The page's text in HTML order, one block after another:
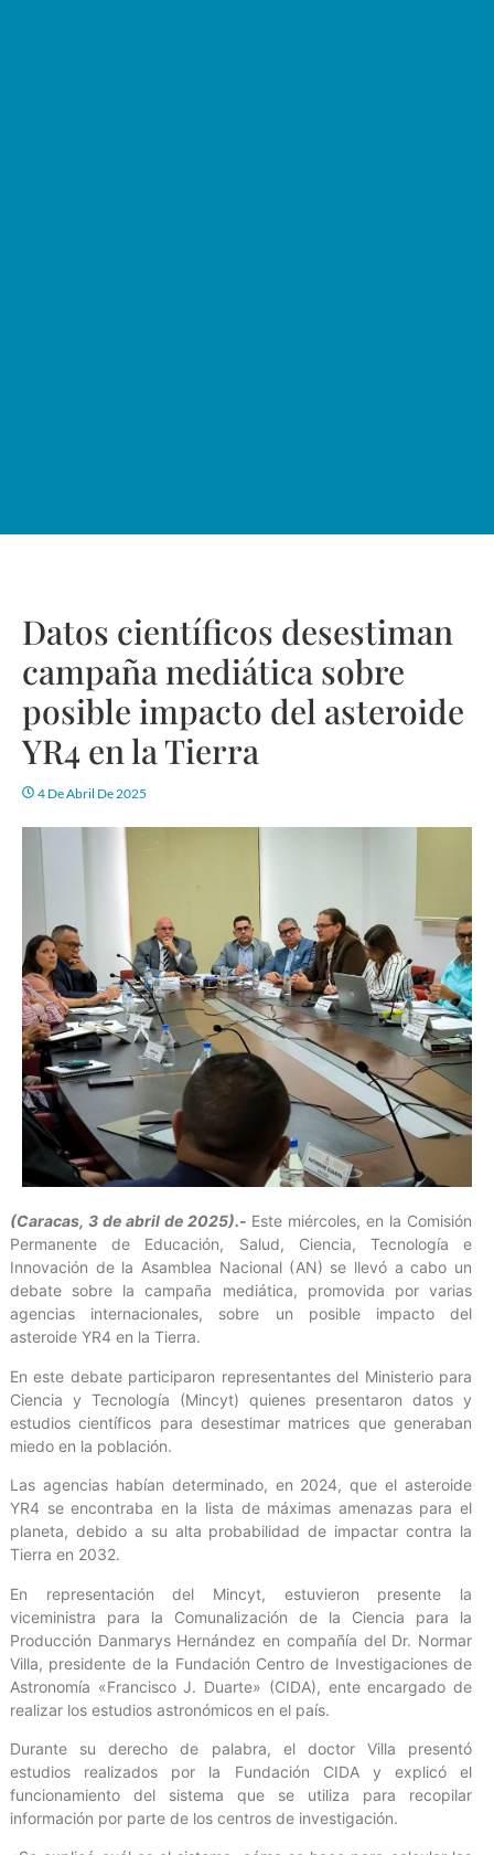
Datos científicos desestiman
campaña mediática sobre
posible impacto del asteroide
YR4 en la Tierra
4 De Abril De 2025
(Caracas, 3 de abril de 2025).- Este miércoles, en la Comisión
Permanente de Educación, Salud, Ciencia, Tecnología e
Innovación de la Asamblea Nacional (AN) se llevó a cabo un
debate sobre la campaña mediática, promovida por varias
agencias internacionales, sobre un posible impacto del
asteroide YR4 en la Tierra.
En este debate participaron representantes del Ministerio para
Ciencia y Tecnología (Mincyt) quienes presentaron datos y
estudios científicos para desestimar matrices que generaban
miedo en la población.
Las agencias habían determinado, en 2024, que el asteroide
YR4 se encontraba en la lista de máximas amenazas para el
planeta, debido a su alta probabilidad de impactar contra la
Tierra en 2032.
En representación del Mincyt, estuvieron presente la
viceministra para la Comunalización de la Ciencia para la
Producción Danmarys Hernández en compañía del Dr. Normar
Villa, presidente de la Fundación Centro de Investigaciones de
Astronomía «Francisco J. Duarte» (CIDA), ente encargado de
realizar los estudios astronómicos en el país.
Durante su derecho de palabra, el doctor Villa presentó
estudios realizados por la Fundación CIDA y explicó el
funcionamiento del sistema que se utiliza para recopilar
información por parte de los centros de investigación.